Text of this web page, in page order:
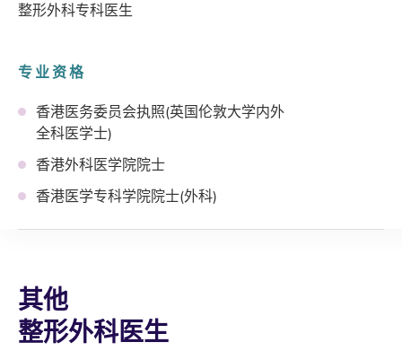
整形外科专科医生
专业资格
香港医务委员会执照(英国伦敦大学内外
全科医学士)
香港外科医学院院士
香港医学专科学院院士(外科)
其他
整形外科医生